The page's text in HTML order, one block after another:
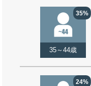
35%
35～44歳
24%